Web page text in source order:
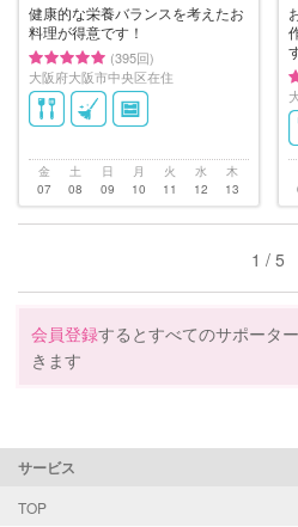
健康的な栄養バランスを考えたお
料理が得意です！
(395回)
大阪府大阪市中央区在住
金
07
土
08
日
09
月
10
火
11
水
12
木
13
1 / 5
会員登録するとすべてのサポータ
きます
サービス
TOP